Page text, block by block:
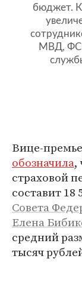
бюджет.
МВД,
Вице-
обозначила,
страховой
составит 18
Совета
Елена
средний
тысяч